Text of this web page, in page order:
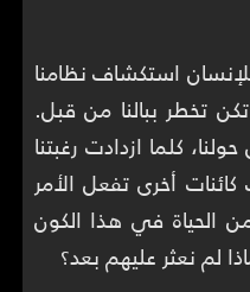
استكشاف نظامنا
تخطر ببالنا من قبل.
كلما ازدادت رغبتنا
أخرى تفعل الأمر
الحياة في هذا الكون
لم نعثر عليهم بعد؟